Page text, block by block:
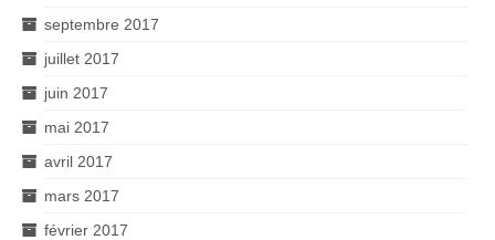
septembre 2017
juillet 2017
juin 2017
mai 2017
avril 2017
mars 2017
février 2017